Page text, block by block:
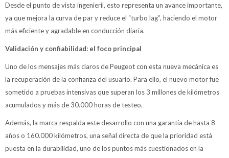
Desde el punto de vista ingenieril, esto representa un avance importante,
ya que mejora la curva de par y reduce el “turbo lag”, haciendo el motor
más eficiente y agradable en conducción diaria.
Validación y confiabilidad: el foco principal
Uno de los mensajes más claros de Peugeot con esta nueva mecánica es
la recuperación de la confianza del usuario. Para ello, el nuevo motor fue
sometido a pruebas intensivas que superan los 3 millones de kilómetros
acumulados y más de 30.000 horas de testeo.
Además, la marca respalda este desarrollo con una garantía de hasta 8
años o 160.000 kilómetros, una señal directa de que la prioridad está
puesta en la durabilidad, uno de los puntos más cuestionados en la